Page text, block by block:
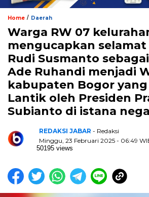
Home / Daerah
Warga RW 07
mengucapkan selamat
Rudi Susmanto
Ade Ruhandi menjadi
kabupaten Bogor
Lantik oleh Presiden
Subianto di istana
REDAKSI JABAR - Redaksi
Minggu, 23 Februari 2025 - 06:49
50195 views